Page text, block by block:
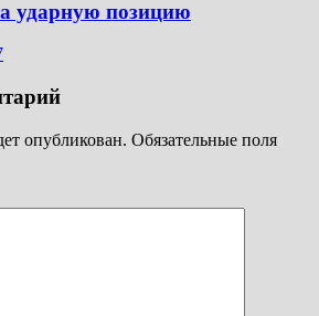
ударную позицию
опубликован. Обязательные поля